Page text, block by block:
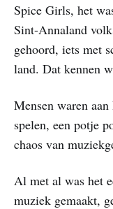
Spice Girls, het
Sint-Annaland
gehoord, iets met
land. Dat kennen
Mensen waren
spelen, een potje
chaos van
Al met al was het
muziek gemaakt,